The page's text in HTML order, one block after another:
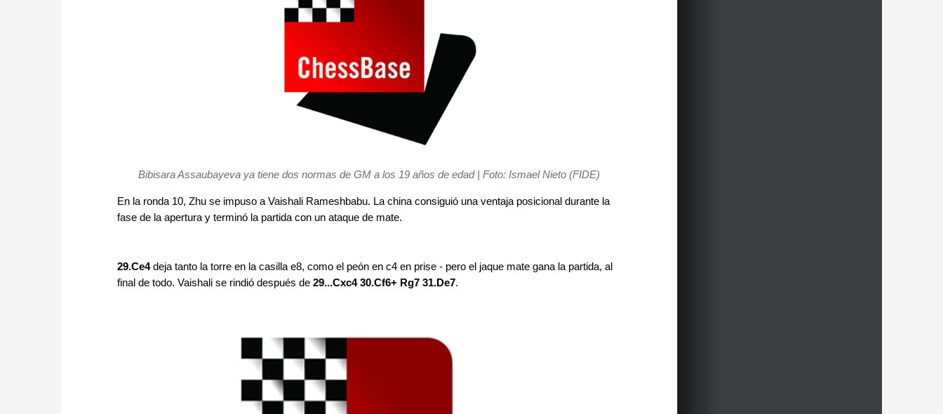
Bibisara Assaubayeva ya tiene dos normas de GM a los 19 años de edad | Foto: Ismael Nieto (FIDE)
En la ronda 10, Zhu se impuso a Vaishali Rameshbabu. La china consiguió una ventaja posicional durante la
fase de la apertura y terminó la partida con un ataque de mate.
29.Ce4deja tanto la torre en la casilla e8, como el peón en c4 en prise - pero el jaque mate gana la partida, al
final de todo. Vaishali se rindió después de 29...Cxc4 30.Cf6+ Rg7 31.De7.